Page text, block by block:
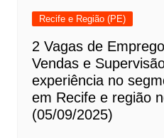
Recife e Região (PE)
2 Vagas de
Vendas e
experiência no
em Recife e região
(05/09/2025)